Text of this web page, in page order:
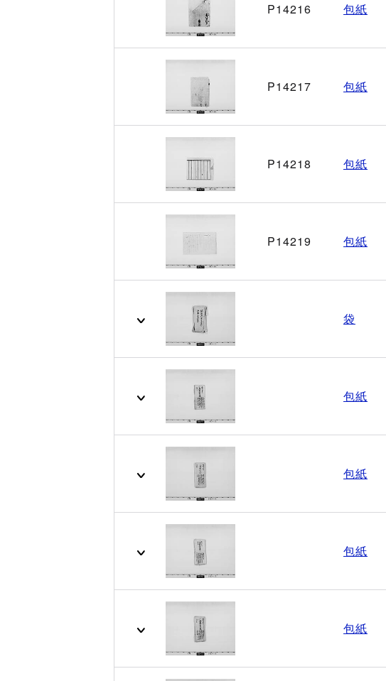
P14216 包紙
P14217 包紙
P14218 包紙
P14219 包紙
袋
包紙
包紙
包紙
包紙